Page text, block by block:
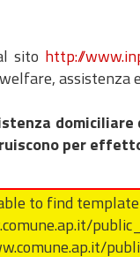
sito http://
assistenza
per
to find